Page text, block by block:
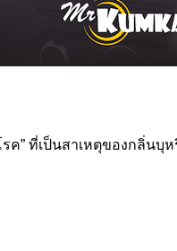
ค” ที่เป็นสาเหตุของกลิ่นบุ